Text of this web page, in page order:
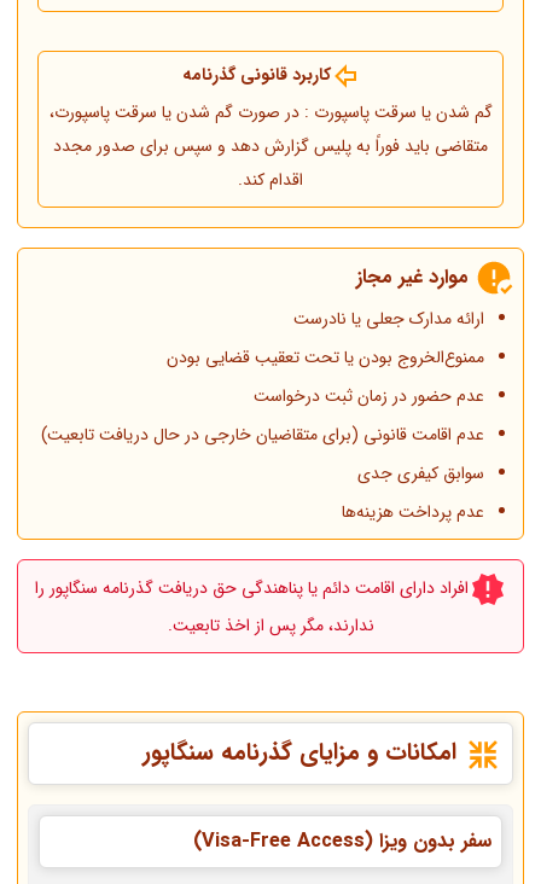
کاربرد قانونی گذرنامه
گم شدن یا سرقت پاسپورت : در صورت گم شدن یا سرقت پاسپورت،
متقاضی باید فوراً به پلیس گزارش دهد و سپس برای صدور مجدد
اقدام کند.
موارد غیر مجاز
ارائه مدارک جعلی یا نادرست
ممنوع‌الخروج بودن یا تحت تعقیب قضایی بودن
عدم حضور در زمان ثبت درخواست
عدم اقامت قانونی (برای متقاضیان خارجی در حال دریافت تابعیت)
سوابق کیفری جدی
عدم پرداخت هزینه‌ها
افراد دارای اقامت دائم یا پناهندگی حق دریافت گذرنامه سنگاپور را
ندارند، مگر پس از اخذ تابعیت.
امکانات و مزایای گذرنامه سنگاپور
سفر بدون ویزا (Visa-Free Access)